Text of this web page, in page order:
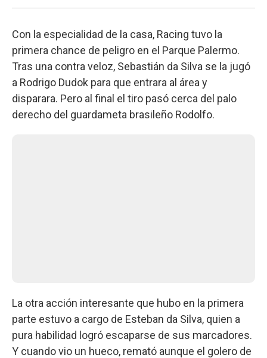
Con la especialidad de la casa, Racing tuvo la
primera chance de peligro en el Parque Palermo.
Tras una contra veloz, Sebastián da Silva se la jugó
a Rodrigo Dudok para que entrara al área y
disparara. Pero al final el tiro pasó cerca del palo
derecho del guardameta brasileño Rodolfo.
La otra acción interesante que hubo en la primera
parte estuvo a cargo de Esteban da Silva, quien a
pura habilidad logró escaparse de sus marcadores.
Y cuando vio un hueco, remató aunque el golero de